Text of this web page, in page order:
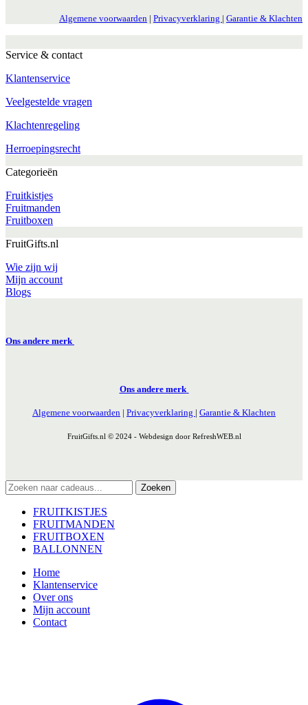
Algemene voorwaarden | Privacyverklaring | Garantie & Klachten
Service & contact
Klantenservice
Veelgestelde vragen
Klachtenregeling
Herroepingsrecht
Categorieën
Fruitkistjes
Fruitmanden
Fruitboxen
FruitGifts.nl
Wie zijn wij
Mijn account
Blogs
Ons andere merk
Ons andere merk
Algemene voorwaarden | Privacyverklaring | Garantie & Klachten
FruitGifts.nl © 2024 - Webdesign door RefreshWEB.nl
Zoeken
FRUITKISTJES
FRUITMANDEN
FRUITBOXEN
BALLONNEN
Home
Klantenservice
Over ons
Mijn account
Contact